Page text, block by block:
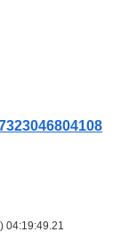
04:19:49.21